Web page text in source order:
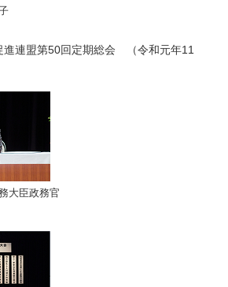
進連盟第50回定期総会 （令和元年11
大臣政務官